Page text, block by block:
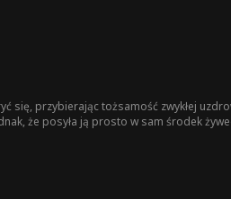
się, przybierając tożsamość zwykłej
że posyła ją prosto w sam środek